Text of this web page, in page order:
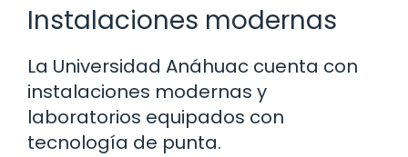
Instalaciones modernas
La Universidad Anáhuac cuenta con
instalaciones modernas y
laboratorios equipados con
tecnología de punta.